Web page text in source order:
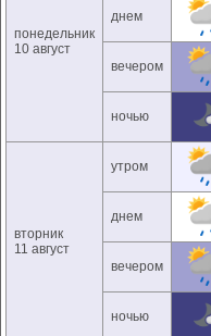
понедельник
10 август
днем
вечером
ночью
вторник
11 август
утром
днем
вечером
ночью